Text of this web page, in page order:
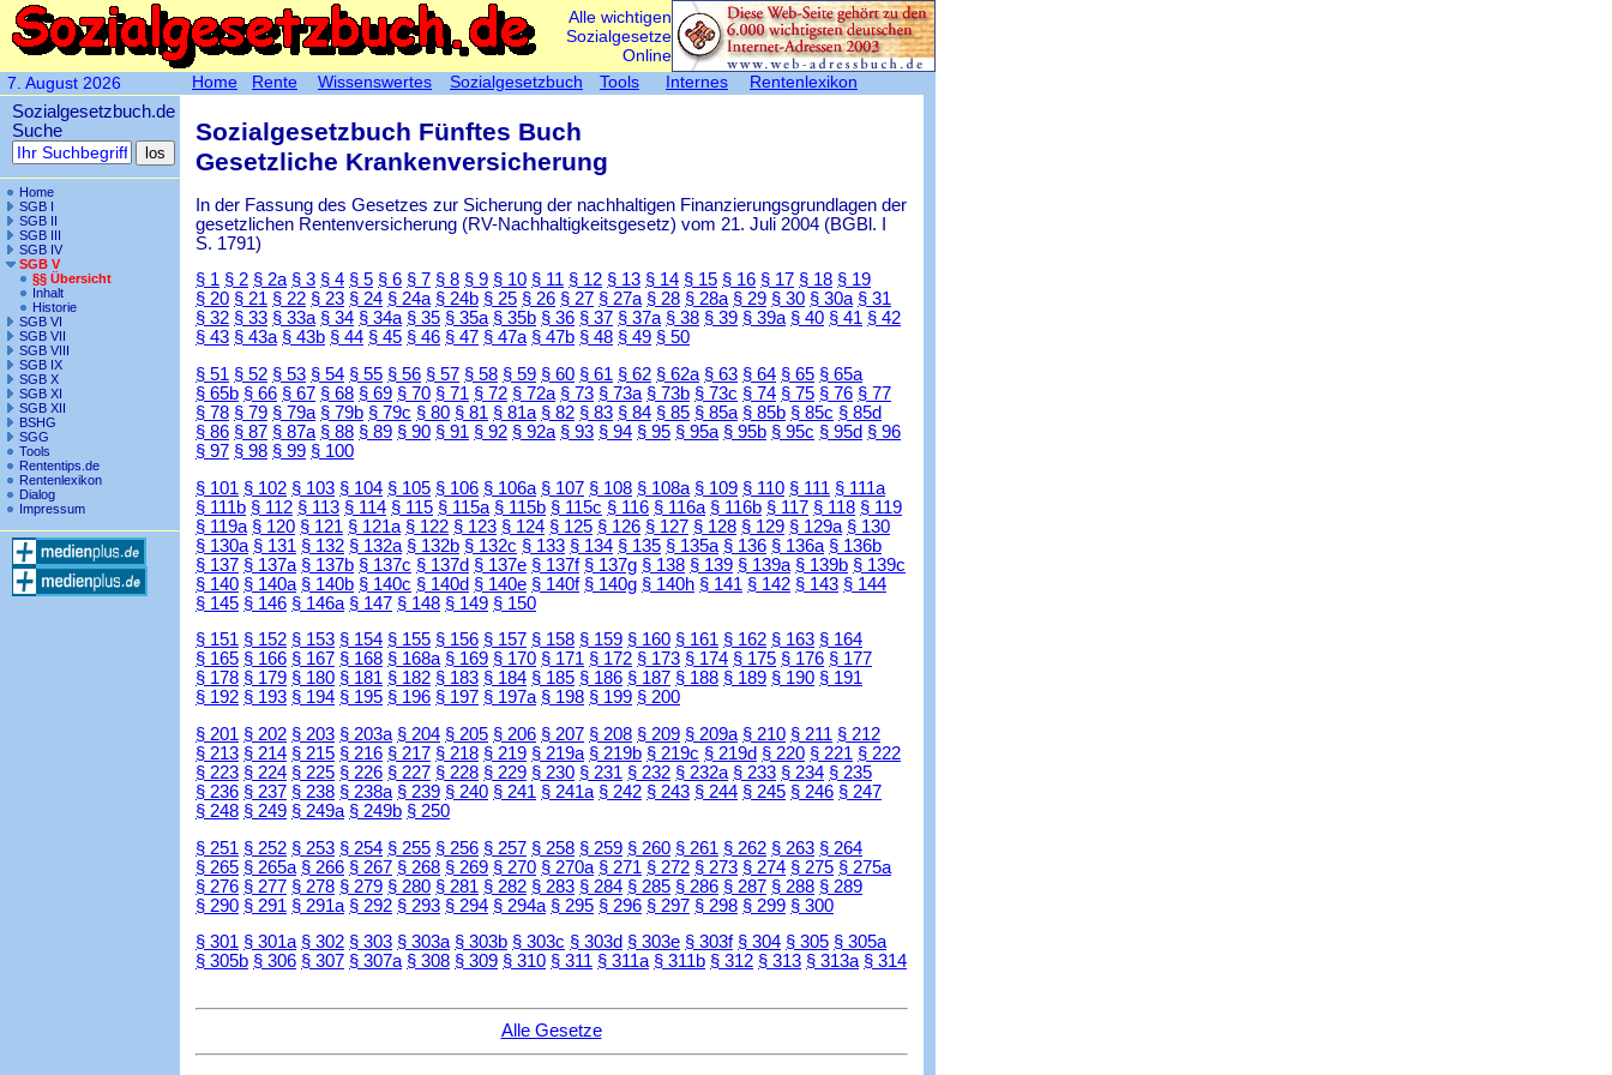
Alle wichtigen
Sozialgesetze
Online
7. August 2026
Sozialgesetzbuch.de
Suche
Home
SGB I
SGB II
SGB III
SGB IV
SGB V
§§ Übersicht
Inhalt
Historie
SGB VI
SGB VII
SGB VIII
SGB IX
SGB X
SGB XI
SGB XII
BSHG
SGG
Tools
Rententips.de
Rentenlexikon
Dialog
Impressum
Sozialgesetzbuch Fünftes Buch
Gesetzliche Krankenversicherung
In der Fassung des Gesetzes zur Sicherung der nachhaltigen Finanzierungsgrundlagen der
gesetzlichen Rentenversicherung (RV-Nachhaltigkeitsgesetz) vom 21. Juli 2004 (BGBl. I
S. 1791)
§ 1 § 2 § 2a § 3 § 4 § 5 § 6 § 7 § 8 § 9 § 10 § 11 § 12 § 13 § 14 § 15 § 16 § 17 § 18 § 19
§ 20 § 21 § 22 § 23 § 24 § 24a § 24b § 25 § 26 § 27 § 27a § 28 § 28a § 29 § 30 § 30a § 31
§ 32 § 33 § 33a § 34 § 34a § 35 § 35a § 35b § 36 § 37 § 37a § 38 § 39 § 39a § 40 § 41 § 42
§ 43 § 43a § 43b § 44 § 45 § 46 § 47 § 47a § 47b § 48 § 49 § 50
§ 51 § 52 § 53 § 54 § 55 § 56 § 57 § 58 § 59 § 60 § 61 § 62 § 62a § 63 § 64 § 65 § 65a
§ 65b § 66 § 67 § 68 § 69 § 70 § 71 § 72 § 72a § 73 § 73a § 73b § 73c § 74 § 75 § 76 § 77
§ 78 § 79 § 79a § 79b § 79c § 80 § 81 § 81a § 82 § 83 § 84 § 85 § 85a § 85b § 85c § 85d
§ 86 § 87 § 87a § 88 § 89 § 90 § 91 § 92 § 92a § 93 § 94 § 95 § 95a § 95b § 95c § 95d § 96
§ 97 § 98 § 99 § 100
§ 101 § 102 § 103 § 104 § 105 § 106 § 106a § 107 § 108 § 108a § 109 § 110 § 111 § 111a
§ 111b § 112 § 113 § 114 § 115 § 115a § 115b § 115c § 116 § 116a § 116b § 117 § 118 § 119
§ 119a § 120 § 121 § 121a § 122 § 123 § 124 § 125 § 126 § 127 § 128 § 129 § 129a § 130
§ 130a § 131 § 132 § 132a § 132b § 132c § 133 § 134 § 135 § 135a § 136 § 136a § 136b
§ 137 § 137a § 137b § 137c § 137d § 137e § 137f § 137g § 138 § 139 § 139a § 139b § 139c
§ 140 § 140a § 140b § 140c § 140d § 140e § 140f § 140g § 140h § 141 § 142 § 143 § 144
§ 145 § 146 § 146a § 147 § 148 § 149 § 150
§ 151 § 152 § 153 § 154 § 155 § 156 § 157 § 158 § 159 § 160 § 161 § 162 § 163 § 164
§ 165 § 166 § 167 § 168 § 168a § 169 § 170 § 171 § 172 § 173 § 174 § 175 § 176 § 177
§ 178 § 179 § 180 § 181 § 182 § 183 § 184 § 185 § 186 § 187 § 188 § 189 § 190 § 191
§ 192 § 193 § 194 § 195 § 196 § 197 § 197a § 198 § 199 § 200
§ 201 § 202 § 203 § 203a § 204 § 205 § 206 § 207 § 208 § 209 § 209a § 210 § 211 § 212
§ 213 § 214 § 215 § 216 § 217 § 218 § 219 § 219a § 219b § 219c § 219d § 220 § 221 § 222
§ 223 § 224 § 225 § 226 § 227 § 228 § 229 § 230 § 231 § 232 § 232a § 233 § 234 § 235
§ 236 § 237 § 238 § 238a § 239 § 240 § 241 § 241a § 242 § 243 § 244 § 245 § 246 § 247
§ 248 § 249 § 249a § 249b § 250
§ 251 § 252 § 253 § 254 § 255 § 256 § 257 § 258 § 259 § 260 § 261 § 262 § 263 § 264
§ 265 § 265a § 266 § 267 § 268 § 269 § 270 § 270a § 271 § 272 § 273 § 274 § 275 § 275a
§ 276 § 277 § 278 § 279 § 280 § 281 § 282 § 283 § 284 § 285 § 286 § 287 § 288 § 289
§ 290 § 291 § 291a § 292 § 293 § 294 § 294a § 295 § 296 § 297 § 298 § 299 § 300
§ 301 § 301a § 302 § 303 § 303a § 303b § 303c § 303d § 303e § 303f § 304 § 305 § 305a
§ 305b § 306 § 307 § 307a § 308 § 309 § 310 § 311 § 311a § 311b § 312 § 313 § 313a § 314
Alle Gesetze
Home Rente Wissenswertes Sozialgesetzbuch Tools Internes Rentenlexikon